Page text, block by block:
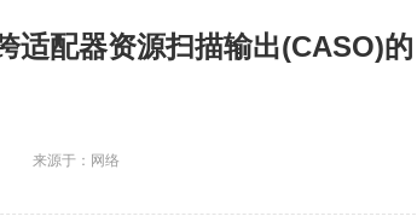
适配器资源扫描输出(CASO)的
来源于：网络